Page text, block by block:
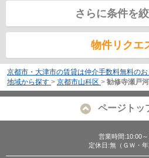
さらに条件を
物件リクエ
京都市・大津市の賃貸は仲介手数料無料の
地域から探す > 京都市山科区 > 勧修寺瀬戸
ページトッ
営業時間:10:00
定休日:無（ＧＷ・年